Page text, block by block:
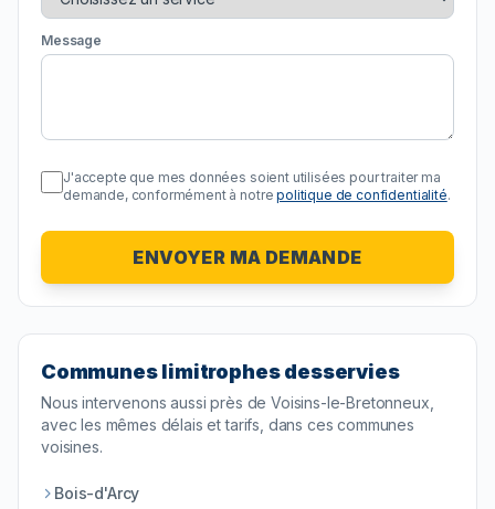
Message
J'accepte que mes données soient utilisées pour traiter ma
demande, conformément à notre politique de confidentialité.
ENVOYER MA DEMANDE
Communes limitrophes desservies
Nous intervenons aussi près deVoisins-le-Bretonneux
avec les mêmes délais et tarifs, dans ces communes
voisines.
Bois-d'Arcy